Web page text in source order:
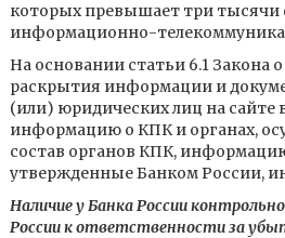
которых превышает три тысячи
информационно-
На основании статьи 6.1 Закона
раскрытия информации и
(или) юридических лиц на сайте
информацию о КПК и органах,
состав органов КПК,
утвержденные Банком России,
Наличие у Банка России
России к ответственности за